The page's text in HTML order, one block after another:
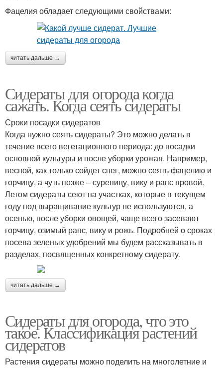
Фацелия обладает следующими свойствами:
читать дальше →
Сидераты для огорода когда
сажать. Когда сеять сидераты
Сроки посадки сидератов
Когда нужно сеять сидераты? Это можно делать в
течение всего вегетационного периода: до посадки
основной культуры и после уборки урожая. Например,
весной, как только сойдет снег, можно сеять фацелию и
горчицу, а чуть позже – сурепицу, вику и рапс яровой.
Летом сидераты сеют на участках, которые в текущем
году под выращивание культур не используются, а
осенью, после уборки овощей, чаще всего засевают
горчицу, озимый рапс, вику и рожь. Подробней о сроках
посева зеленых удобрений мы будем рассказывать в
разделах, посвященных конкретному сидерату.
читать дальше →
Сидераты для огорода, что это
такое. Классификация растений
сидератов
Растения сидераты можно поделить на многолетние и